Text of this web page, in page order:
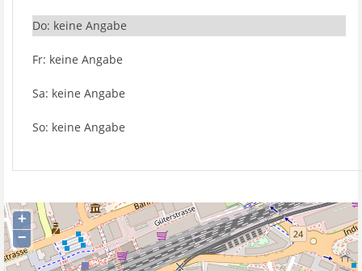
Do: keine Angabe
Fr: keine Angabe
Sa: keine Angabe
So: keine Angabe